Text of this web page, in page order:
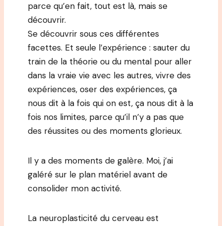
parce qu’en fait, tout est là, mais se
découvrir.
Se découvrir sous ces différentes
facettes. Et seule l’expérience : sauter du
train de la théorie ou du mental pour aller
dans la vraie vie avec les autres, vivre des
expériences, oser des expériences, ça
nous dit à la fois qui on est, ça nous dit à la
fois nos limites, parce qu’il n’y a pas que
des réussites ou des moments glorieux.
Il y a des moments de galère. Moi, j’ai
galéré sur le plan matériel avant de
consolider mon activité.
La neuroplasticité du cerveau est